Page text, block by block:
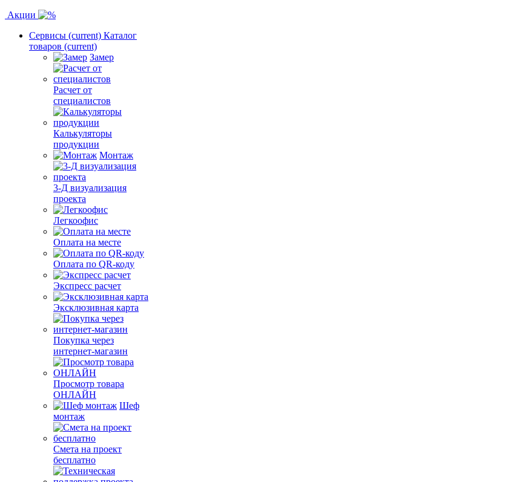
Акции
Сервисы (current) Каталог
товаров (current)
Замер
Расчет от
специалистов
Калькуляторы
продукции
Монтаж
3-Д визуализация
проекта
Легкоофис
Оплата на месте
Оплата по QR-коду
Экспресс расчет
Эксклюзивная карта
Покупка через
интернет-магазин
Просмотр товара
ОНЛАЙН
Шеф
монтаж
Смета на проект
бесплатно